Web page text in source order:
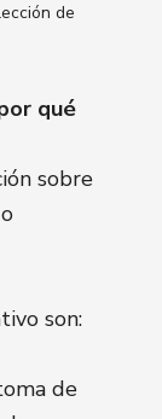
de
qué
sobre
son:
de